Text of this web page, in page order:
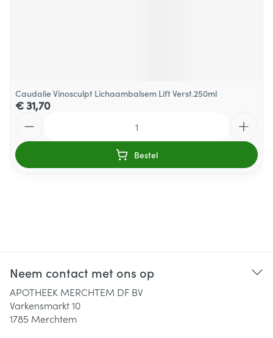
Caudalie Vinosculpt Lichaambalsem Lift Verst.250ml
€ 31,70
Bestel
Neem contact met ons op
APOTHEEK MERCHTEM DF BV
Varkensmarkt 10
1785 Merchtem